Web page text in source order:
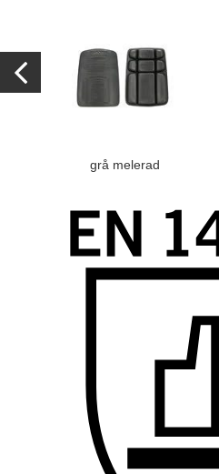
grå melerad